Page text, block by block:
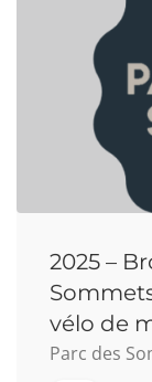
2025 –
vélo de
Parc des